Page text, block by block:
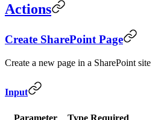
Actions
Create SharePoint Page
Create a new page in a SharePoint site
Input
Parameter Type Required